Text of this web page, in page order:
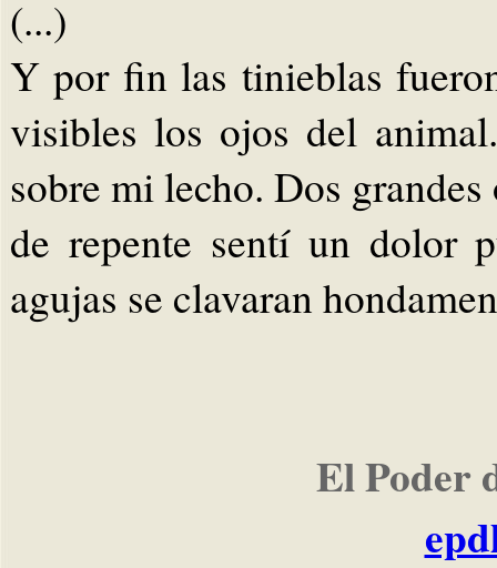
(...)
Y por fin las tinieblas
visibles los ojos del
sobre mi lecho. Dos
de repente sentí un dolor
agujas se clavaran
El Poder